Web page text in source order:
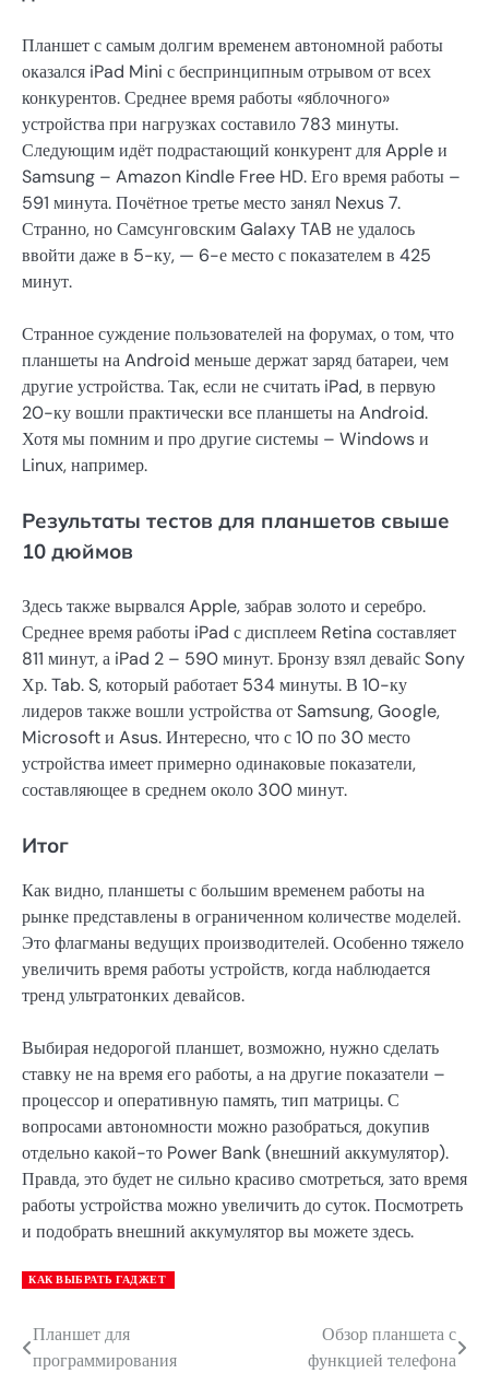
Планшет с самым долгим временем автономной работы
оказался iPad Mini с беспринципным отрывом от всех
конкурентов. Среднее время работы «яблочного»
устройства при нагрузках составило 783 минуты.
Следующим идёт подрастающий конкурент для Apple и
Samsung – Amazon Kindle Free HD. Его время работы –
591 минута. Почётное третье место занял Nexus 7.
Странно, но Самсунговским Galaxy TAB не удалось
ввойти даже в 5-ку, — 6-е место с показателем в 425
минут.
Странное суждение пользователей на форумах, о том, что
планшеты на Android меньше держат заряд батареи, чем
другие устройства. Так, если не считать iPad, в первую
20-ку вошли практически все планшеты на Android.
Хотя мы помним и про другие системы – Windows и
Linux, например.
Результаты тестов для планшетов свыше
10 дюймов
Здесь также вырвался Apple, забрав золото и серебро.
Среднее время работы iPad с дисплеем Retina составляет
811 минут, а iPad 2 – 590 минут. Бронзу взял девайс Sony
Хр. Tab. S, который работает 534 минуты. В 10-ку
лидеров также вошли устройства от Samsung, Google,
Microsoft и Asus. Интересно, что с 10 по 30 место
устройства имеет примерно одинаковые показатели,
составляющее в среднем около 300 минут.
Итог
Как видно, планшеты с большим временем работы на
рынке представлены в ограниченном количестве моделей.
Это флагманы ведущих производителей. Особенно тяжело
увеличить время работы устройств, когда наблюдается
тренд ультратонких девайсов.
Выбирая недорогой планшет, возможно, нужно сделать
ставку не на время его работы, а на другие показатели –
процессор и оперативную память, тип матрицы. С
вопросами автономности можно разобраться, докупив
отдельно какой-то Power Bank (внешний аккумулятор).
Правда, это будет не сильно красиво смотреться, зато время
работы устройства можно увеличить до суток. Посмотреть
и подобрать внешний аккумулятор вы можете здесь.
КАК ВЫБРАТЬ ГАДЖЕТ
Навигация
по
Планшет для
программирования
Обзор планшета с
функцией телефона